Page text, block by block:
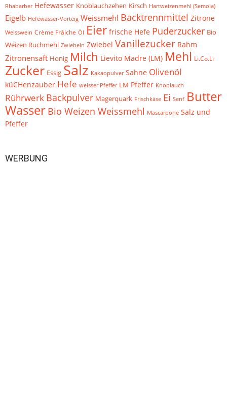
Rhabarber Hefewasser Knoblauchzehen Kirsch Hartweizenmehl (Semola)
Eigelb Hefewasser-Vorteig Weissmehl Backtrennmittel Zitrone
Weisswein Crème Frâiche Öl Eier frische Hefe Puderzucker Bio
Weizen Ruchmehl Zwiebeln Zwiebel Vanillezucker Rahm
Zitronensaft Honig Milch Lievito Madre (LM) Mehl Li.Co.Li
Zucker Essig Salz Kakaopulver Sahne Olivenöl
küCHenzauber Hefe weisser Pfeffer LM Pfeffer Knoblauch
Rührwerk Backpulver Magerquark Frischkäse Ei Senf Butter
Wasser Bio Weizen Weissmehl Mascarpone Salz und
Pfeffer
WERBUNG